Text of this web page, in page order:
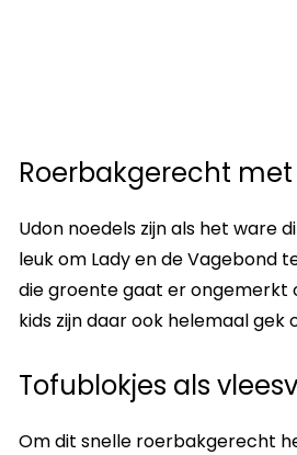
Roerbakgerecht
Udon noedels zijn als het ware
leuk om Lady en de Vagebond
die groente gaat er ongemerkt
kids zijn daar ook helemaal gek
Tofublokjes als
Om dit snelle roerbakgerecht